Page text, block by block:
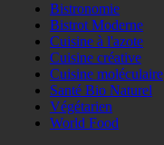
Bistronomie
Bistrot Moderne
Cuisine à l'azote
Cuisine créative
Cuisine moléculaire
Santé Bio Naturel
Végétarien
World Food